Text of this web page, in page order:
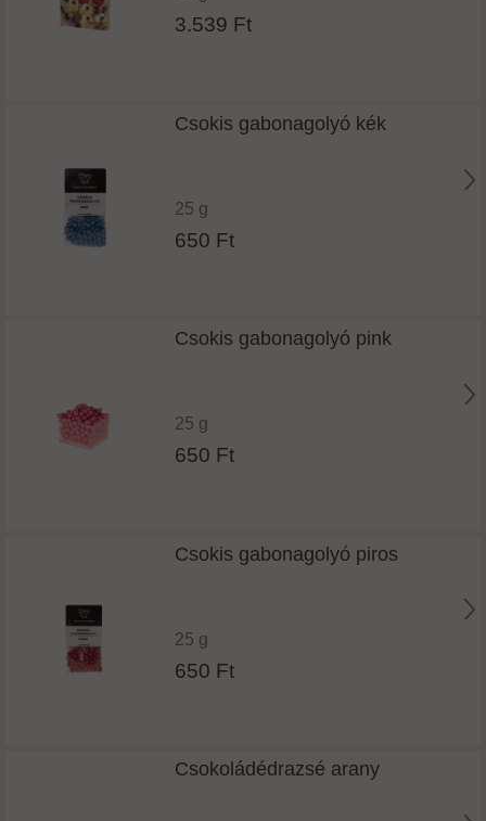
3.539 Ft
Csokis gabonagolyó kék
25 g
650 Ft
Csokis gabonagolyó pink
25 g
650 Ft
Csokis gabonagolyó piros
25 g
650 Ft
Csokoládédrazsé arany